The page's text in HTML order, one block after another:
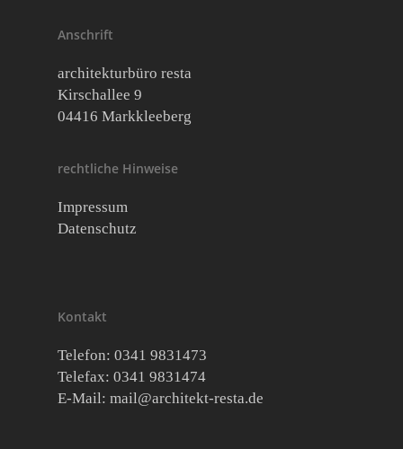
Anschrift
architekturbüro resta
Kirschallee 9
04416 Markkleeberg
rechtliche Hinweise
Impressum
Datenschutz
Kontakt
Telefon: 0341 9831473
Telefax: 0341 9831474
E-Mail: mail@architekt-resta.de